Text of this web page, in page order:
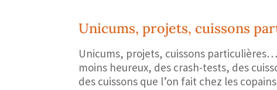
Unicums, projets, cuissons
Unicums, projets, cuissons
moins heureux, des crash-tests, des
des cuissons que l’on fait chez les